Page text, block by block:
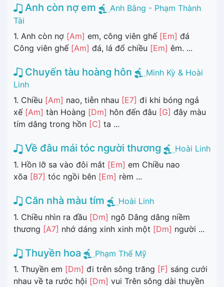
Anh còn nợ em
Anh Bằng - Phạm Thành
Tài
1. Anh còn nợ [Am] em, công viên ghế [Em] đá
Công viên ghế [Am] đá, lá đổ chiều [Em] êm. ...
Chuyến tàu hoàng hôn
Minh Kỳ & Hoài
Linh
1. Chiều [Am] nao, tiễn nhau [E7] đi khi bóng ngả
xế [Am] tàn Hoàng [Dm] hôn đến đâu [G] đây màu
tím dâng trong hồn [C] ta ...
Về đâu mái tóc người thương
Hoài Linh
1. Hồn lỡ sa vào đôi mắt [Em] em Chiều nao
xõa [B7] tóc ngồi bên [Em] rèm ...
Căn nhà màu tím
Hoài Linh
1. Chiều nhìn ra đầu [Dm] ngõ Dâng dâng niềm
thương [A7] nhớ dáng xinh xinh một [Dm] người ...
Thuyền hoa
Phạm Thế Mỹ
1. Thuyền em [Dm] đi trên sông trăng [F] sáng cưới
nhau về ta rước hội [Dm] vui Trên sông dài thuyền